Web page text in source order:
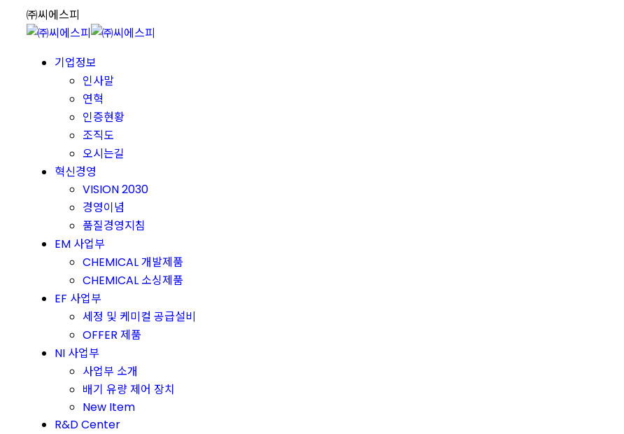
Skip㈜씨에스피
기업정보
인사말
연혁
인증현황
조직도
오시는길
혁신경영
VISION 2030
경영이념
품질경영지침
EM 사업부
CHEMICAL 개발제품
CHEMICAL 소싱제품
EF 사업부
세정 및 케미컬 공급설비
OFFER 제품
NI 사업부
사업부 소개
배기 유량 제어 장치
New Item
R&D Center